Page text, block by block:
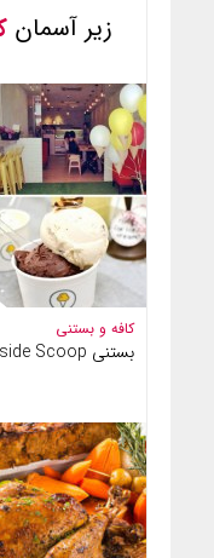
زیر آسمان
کافه و بستنی
بستنی Inside Scoop